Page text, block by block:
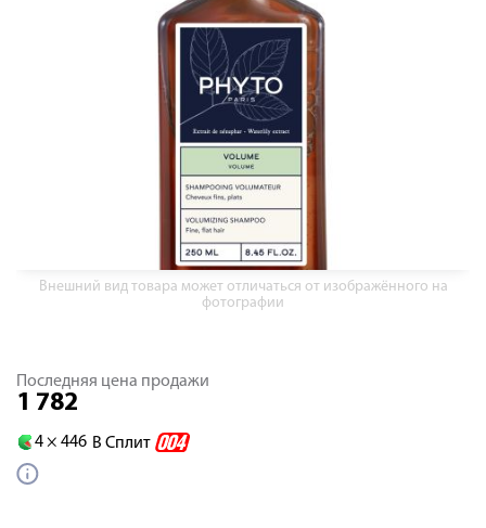
Внешний вид товара может отличаться от изображённого на
фотографии
Последняя цена продажи
1 782
4 × 446 В Сплит